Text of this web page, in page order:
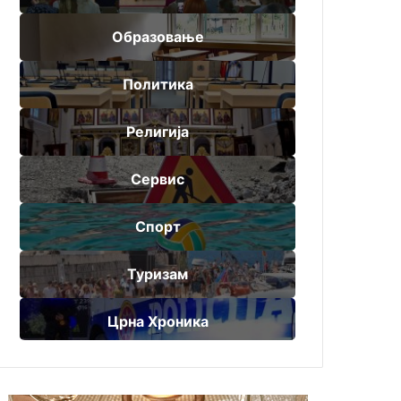
Образовање
Политика
Религија
Сервис
Спорт
Туризам
Црна Хроника